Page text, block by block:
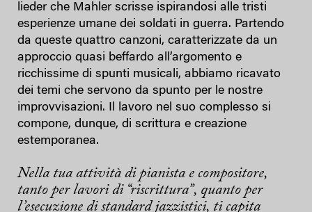
lieder che Mahler scrisse ispirandosi alle tristi
esperienze umane dei soldati in guerra. Partendo
da queste quattro canzoni, caratterizzate da un
approccio quasi beffardo all’argomento e
ricchissime di spunti musicali, abbiamo ricavato
dei temi che servono da spunto per le nostre
improvvisazioni. Il lavoro nel suo complesso si
compone, dunque, di scrittura e creazione
estemporanea.
Nella tua attività di pianista e compositore,
tanto per lavori di “riscrittura”, quanto per
l’esecuzione di standard jazzistici, ti capita